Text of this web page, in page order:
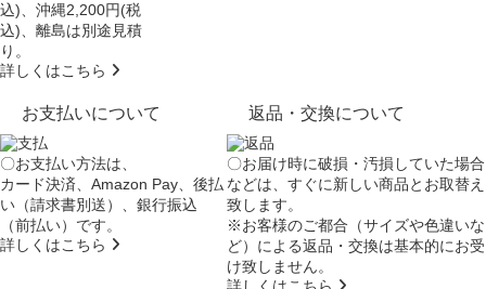
込)、沖縄2,200円(税
込)、離島は別途見積
り。
詳しくはこちら
お支払いについて
〇お支払い方法は、
カード決済、Amazon Pay、後払
い（請求書別送）、銀行振込
（前払い）です。
詳しくはこちら
返品・交換について
〇お届け時に破損・汚損していた場合
などは、すぐに新しい商品とお取替え
致します。
※お客様のご都合（サイズや色違いな
ど）による返品・交換は基本的にお受
け致しません。